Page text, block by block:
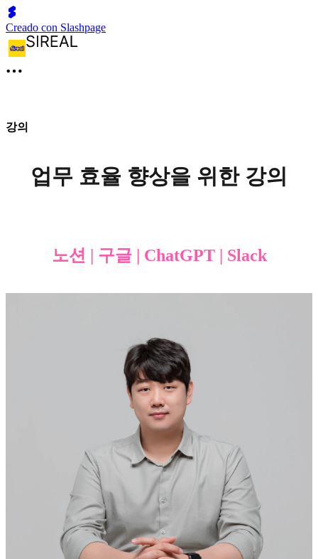
Creado con Slashpage
강의
업무 효율 향상을 위한 강의
노션 | 구글 | ChatGPT | Slack